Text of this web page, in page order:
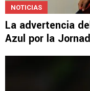
NOTICIAS
La advertencia
Azul por la